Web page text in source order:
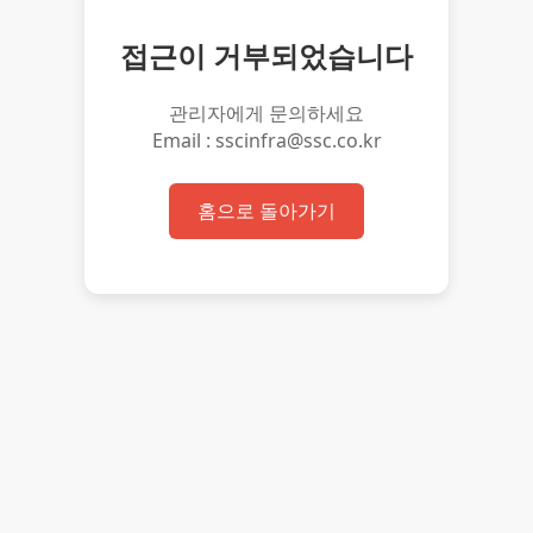
접근이 거부되었습니다
관리자에게 문의하세요
Email : sscinfra@ssc.co.kr
홈으로 돌아가기